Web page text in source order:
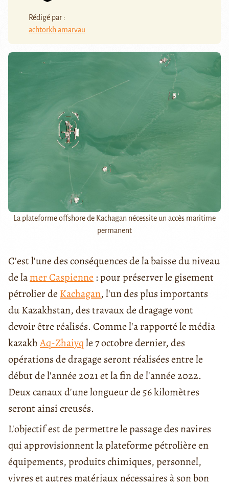
Rédigé par :
achtorkhamarvau
La plateforme offshore de Kachagan nécessite un accès maritime
permanent
C'est l'une des conséquences de la baisse du niveau
de lamer Caspienne : pour préserver le gisement
pétrolier de Kachagan, l'un des plus importants
du Kazakhstan, des travaux de dragage vont
devoir être réalisés. Comme l'a rapporté le média
kazakhAq-Zhaiyqle 7 octobre dernier, des
opérations de dragage seront réalisées entre le
début de l'année 2021 et la fin de l'année 2022.
Deux canaux d'une longueur de 56 kilomètres
seront ainsi creusés.
L'objectif est de permettre le passage des navires
qui approvisionnent la plateforme pétrolière en
équipements, produits chimiques, personnel,
vivres et autres matériaux nécessaires à son bon